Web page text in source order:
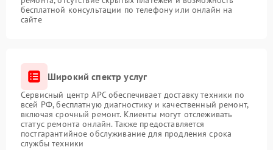
бесплатной консультации по телефону или онлайн на
сайте
Широкий спектр услуг
Сервисный центр APC обеспечивает доставку техники по
всей РФ, бесплатную диагностику и качественный ремонт,
включая срочный ремонт. Клиенты могут отслеживать
статус ремонта онлайн. Также предоставляется
постгарантийное обслуживание для продления срока
службы техники